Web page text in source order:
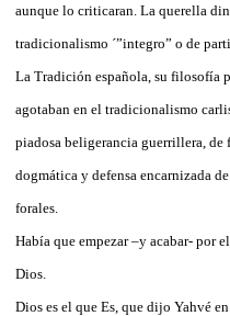
aunque lo criticaran. La querella
tradicionalismo ´”integro” o de
La Tradición española, su filosofía
agotaban en el tradicionalismo
piadosa beligerancia guerrillera,
dogmática y defensa encarnizada
forales.
Había que empezar –y acabar- por
Dios.
Dios es el que Es, que dijo Yahvé